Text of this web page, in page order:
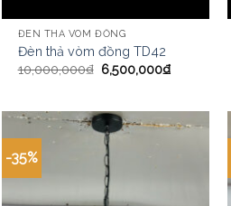
ĐÈN THẢ VÒM ĐỒNG
Đèn thả vòm đồng TD42
10,000,000₫ 6,500,000₫
-35%